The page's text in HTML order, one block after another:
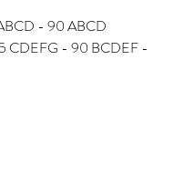
- 90 ABCD
CDEFG - 90 BCDEF -